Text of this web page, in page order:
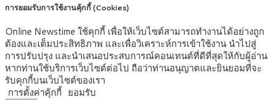
การยอมรับการใช้งานคุ้กกี้ (Cookies)
Online Newstime ใช้คุกกี้ เพื่อให้เว็บไซต์สามารถทำงานได้อย่างถูก
ต้องและเต็มประสิทธิภาพ และเพื่อวิเคราะห์การเข้าใช้งาน นำไปสู่
การปรับปรุง และนำเสนอประสบการณ์คอนเทนต์ที่ดีที่สุดให้กับผู้อ่าน
หากท่านใช้บริการเว็บไซต์ต่อไป ถือว่าท่านอนุญาตและยินยอมที่จะ
รับคุกกี้บนเว็บไซต์ของเรา
การตั้งค่าคุ้กกี้ ยอมรับ